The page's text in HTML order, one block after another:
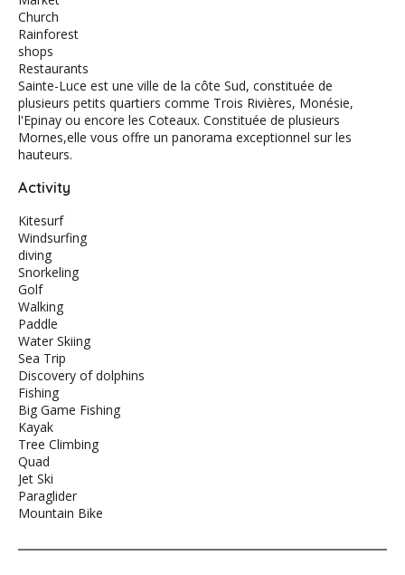
Church
Rainforest
shops
Restaurants
Sainte-Luce est une ville de la côte Sud, constituée de
plusieurs petits quartiers comme Trois Rivières, Monésie,
l'Epinay ou encore les Coteaux. Constituée de plusieurs
Mornes,elle vous offre un panorama exceptionnel sur les
hauteurs.
Activity
Kitesurf
Windsurfing
diving
Snorkeling
Golf
Walking
Paddle
Water Skiing
Sea Trip
Discovery of dolphins
Fishing
Big Game Fishing
Kayak
Tree Climbing
Quad
Jet Ski
Paraglider
Mountain Bike